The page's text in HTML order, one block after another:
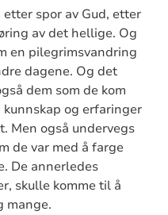
spor av Gud, etter
av det hellige. Og
en pilegrimsvandring
dagene. Og det
dem som de kom
og erfaringer
Men også undervegs
de var med å farge
De annerledes
skulle komme til å
mange.